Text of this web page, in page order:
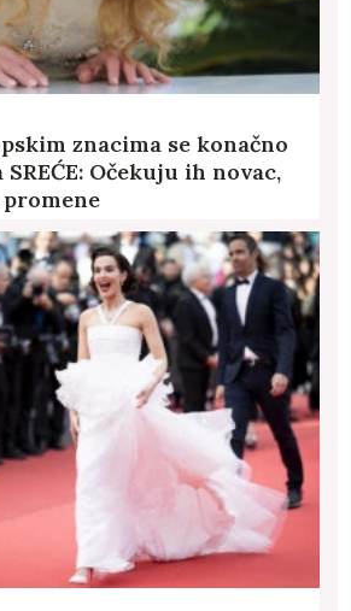
znacima se konačno
Očekuju ih novac,